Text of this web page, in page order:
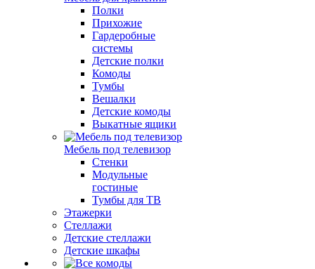
Полки
Прихожие
Гардеробные
системы
Детские полки
Комоды
Тумбы
Вешалки
Детские комоды
Выкатные ящики
Мебель под телевизор
Стенки
Модульные
гостиные
Тумбы для ТВ
Этажерки
Стеллажи
Детские стеллажи
Детские шкафы